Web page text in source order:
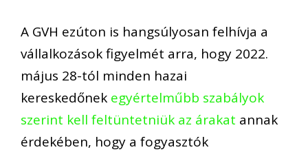
A GVH ezúton is hangsúlyosan felhívja a
vállalkozások figyelmét arra, hogy 2022.
május 28-tól minden hazai
kereskedőnek egyértelműbb szabályok
szerint kell feltüntetniük az árakat annak
érdekében, hogy a fogyasztók